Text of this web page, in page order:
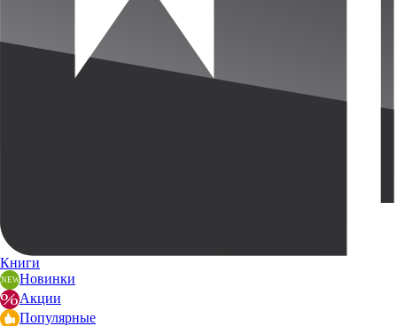
Книги
Новинки
Акции
Популярные